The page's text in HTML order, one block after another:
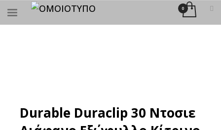
ΑΝΑΖΉΤΗΣΗ
Durable Duraclip 30 Ντοσιε